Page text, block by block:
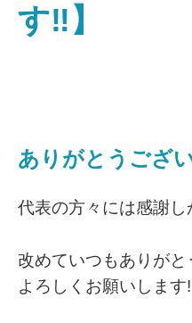
す‼】
ありがとうござ
代表の方々には感謝し
改めていつもありが
よろしくお願いします!